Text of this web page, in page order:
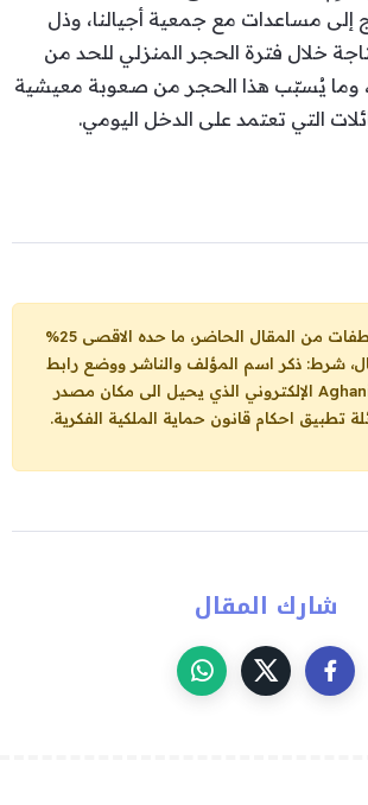
إلى مساعدات مع جمعية أجيالنا، وذل
خلال فترة الحجر المنزلي للحد من
وما يُسبّب هذا الحجر من صعوبة معيشية
التي تعتمد على الدخل اليومي.
يمكنكم نشر مقتطفات من المقال الحاضر، ما حده الاقصى 25%
شرط: ذكر اسم المؤلف والناشر ووضع رابط
الإلكتروني الذي يحيل الى مكان مصدر
تطبيق احكام قانون حماية الملكية الفكرية.
شارك المقال